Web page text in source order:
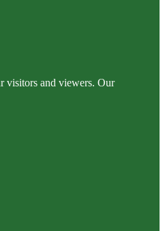
visitors and viewers. Our